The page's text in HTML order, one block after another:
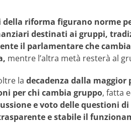
della riforma figurano norme
destinati ai gruppi,
il parlamentare che
mentre l’altra metà resterà al
la decadenza dalla
per chi cambia gruppo, fatta
e voto delle questioni
e stabile il